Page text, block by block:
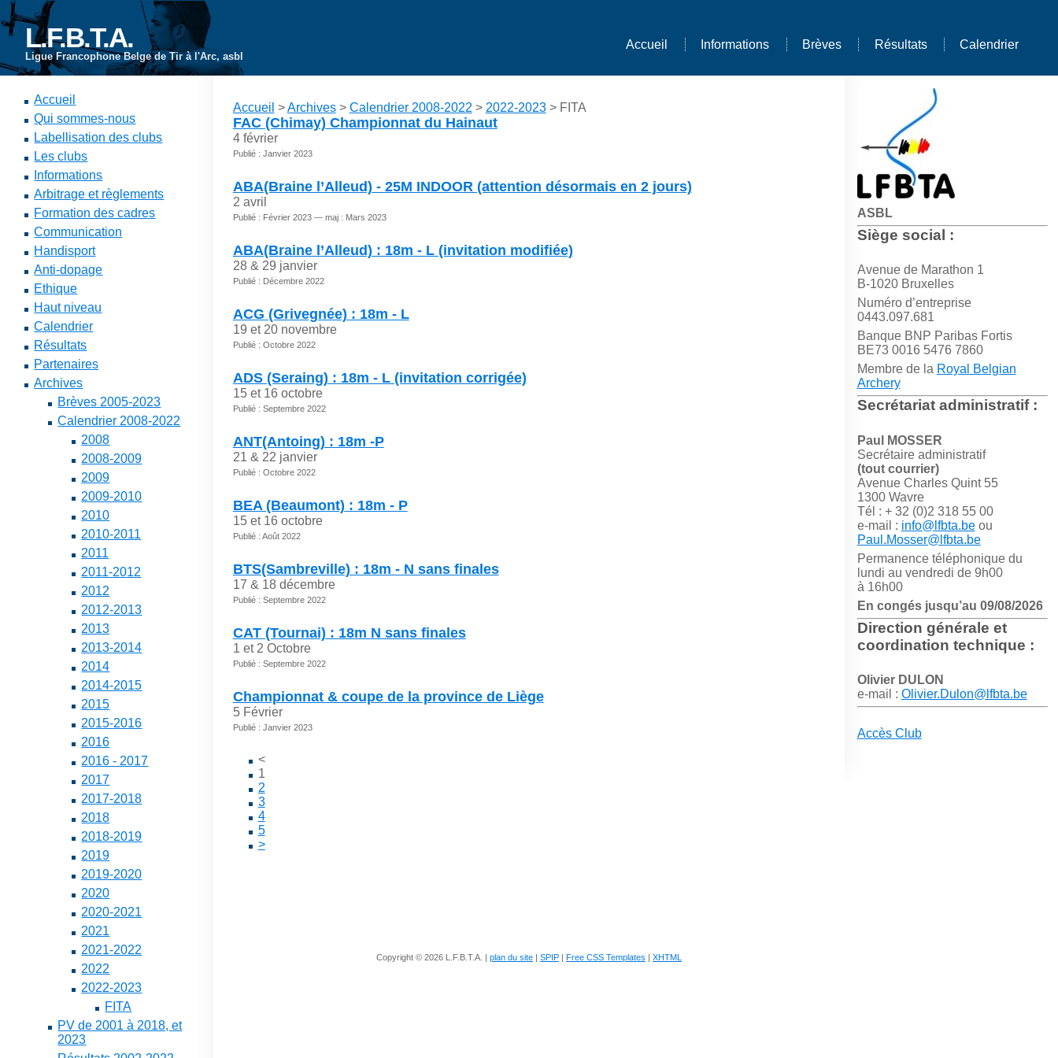
L.F.B.T.A.
Ligue Francophone Belge de Tir à l'Arc, asbl
Accueil Informations Brèves Résultats Calendrier
ASBL
Siège social :
Avenue de Marathon 1
B-1020 Bruxelles
Numéro d’entreprise
0443.097.681
Banque BNP Paribas Fortis
BE73 0016 5476 7860
Membre de la Royal Belgian
Archery
Secrétariat administratif :
Paul MOSSER
Secrétaire administratif
(tout courrier)
Avenue Charles Quint 55
1300 Wavre
Tél : + 32 (0)2 318 55 00
e-mail : info@lfbta.beou
Paul.Mosser@lfbta.be
Permanence téléphonique du
lundi au vendredi de 9h00
à 16h00
En congés jusqu’au 09/08/2026
Direction générale et
coordination technique :
Olivier DULON
e-mail : Olivier.Dulon@lfbta.be
Accès Club
Accueil
Qui sommes-nous
Labellisation des clubs
Les clubs
Informations
Arbitrage et règlements
Formation des cadres
Communication
Handisport
Anti-dopage
Ethique
Haut niveau
Calendrier
Résultats
Partenaires
Archives
Brèves 2005-2023
Calendrier 2008-2022
2008
2008-2009
2009
2009-2010
2010
2010-2011
2011
2011-2012
2012
2012-2013
2013
2013-2014
2014
2014-2015
2015
2015-2016
2016
2016 - 2017
2017
2017-2018
2018
2018-2019
2019
2019-2020
2020
2020-2021
2021
2021-2022
2022
2022-2023
FITA
PV de 2001 à 2018, et
2023
Accueil >Archives> Calendrier 2008-2022 > 2022-2023> FITA
FAC (Chimay) Championnat du Hainaut
4 février
Publié : Janvier 2023
ABA(Braine l’Alleud) - 25M INDOOR (attention désormais en 2 jours)
2 avril
Publié : Février 2023 — maj : Mars 2023
ABA(Braine l’Alleud) : 18m - L (invitation modifiée)
28 & 29 janvier
Publié : Décembre 2022
ACG (Grivegnée) : 18m - L
19 et 20 novembre
Publié : Octobre 2022
ADS (Seraing) : 18m - L (invitation corrigée)
15 et 16 octobre
Publié : Septembre 2022
ANT(Antoing) : 18m -P
21 & 22 janvier
Publié : Octobre 2022
BEA (Beaumont) : 18m - P
15 et 16 octobre
Publié : Août 2022
BTS(Sambreville) : 18m - N sans finales
17 & 18 décembre
Publié : Septembre 2022
CAT (Tournai) : 18m N sans finales
1 et 2 Octobre
Publié : Septembre 2022
Championnat & coupe de la province de Liège
5 Février
Publié : Janvier 2023
<
1
2
3
4
5
>
Copyright © 2026 L.F.B.T.A. | plan du site | SPIP | Free CSS Templates | XHTML